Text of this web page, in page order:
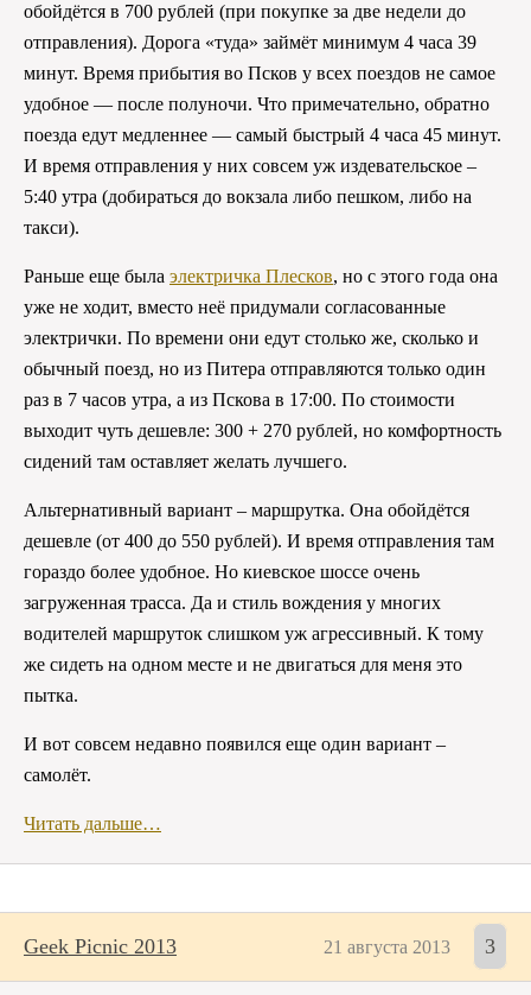
обойдётся в 700 рублей (при покупке за две недели до
отправления). Дорога «туда» займёт минимум 4 часа 39
минут. Время прибытия во Псков у всех поездов не самое
удобное — после полуночи. Что примечательно, обратно
поезда едут медленнее — самый быстрый 4 часа 45 минут.
И время отправления у них совсем уж издевательское –
5:40 утра (добираться до вокзала либо пешком, либо на
такси).
Раньше еще была электричка Плесков, но с этого года она
уже не ходит, вместо неё придумали согласованные
электрички. По времени они едут столько же, сколько и
обычный поезд, но из Питера отправляются только один
раз в 7 часов утра, а из Пскова в 17:00. По стоимости
выходит чуть дешевле: 300 + 270 рублей, но комфортность
сидений там оставляет желать лучшего.
Альтернативный вариант – маршрутка. Она обойдётся
дешевле (от 400 до 550 рублей). И время отправления там
гораздо более удобное. Но киевское шоссе очень
загруженная трасса. Да и стиль вождения у многих
водителей маршруток слишком уж агрессивный. К тому
же сидеть на одном месте и не двигаться для меня это
пытка.
И вот совсем недавно появился еще один вариант –
самолёт.
Читать дальше…
21 августа 2013 3
Geek Picnic 2013